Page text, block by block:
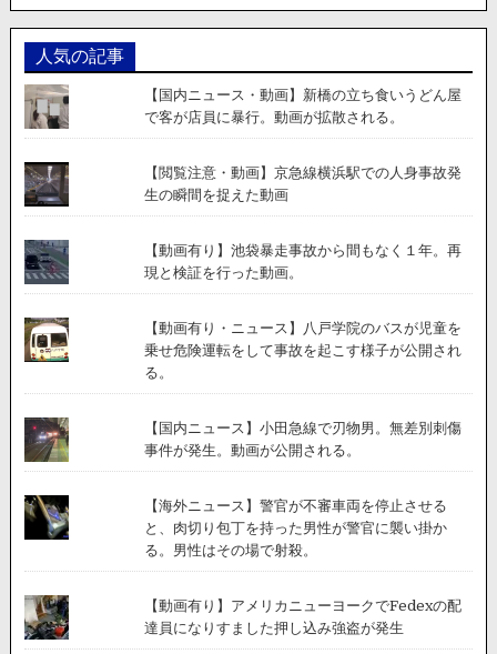
の
ね。」
レ
ダ
ー
人気の記事
【国内ニュース・動画】新橋の立ち食いうどん屋
で客が店員に暴行。動画が拡散される。
【閲覧注意・動画】京急線横浜駅での人身事故発
生の瞬間を捉えた動画
【動画有り】池袋暴走事故から間もなく１年。再
現と検証を行った動画。
【動画有り・ニュース】八戸学院のバスが児童を
乗せ危険運転をして事故を起こす様子が公開され
る。
【国内ニュース】小田急線で刃物男。無差別刺傷
事件が発生。動画が公開される。
【海外ニュース】警官が不審車両を停止させる
と、肉切り包丁を持った男性が警官に襲い掛か
る。男性はその場で射殺。
【動画有り】アメリカニューヨークでFedexの配
達員になりすました押し込み強盗が発生